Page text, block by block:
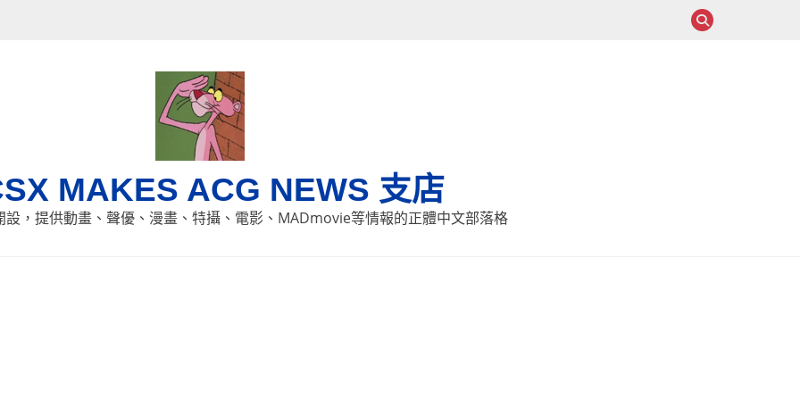
MAKES ACG NEWS 支店
設，提供動畫、聲優、漫畫、特攝、電影、MADmovie等情報的正體中文部落格